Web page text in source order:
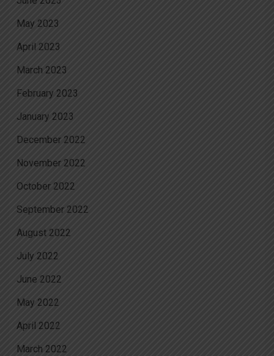
May 2023
April 2023
March 2023
February 2023
January 2023
December 2022
November 2022
October 2022
September 2022
August 2022
July 2022
June 2022
May 2022
April 2022
March 2022